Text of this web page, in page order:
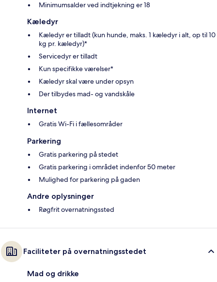
Minimumsalder ved indtjekning er 18
Kæledyr
Kæledyr er tilladt (kun hunde, maks. 1 kæledyr i alt, op til 10
kg pr. kæledyr)*
Servicedyr er tilladt
Kun specifikke værelser*
Kæledyr skal være under opsyn
Der tilbydes mad- og vandskåle
Internet
Gratis Wi-Fi i fællesområder
Parkering
Gratis parkering på stedet
Gratis parkering i området indenfor 50 meter
Mulighed for parkering på gaden
Andre oplysninger
Røgfrit overnatningssted
Faciliteter på overnatningsstedet
Mad og drikke